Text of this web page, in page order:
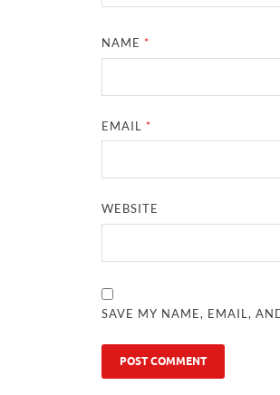
NAME*
EMAIL*
WEBSITE
SAVE MY NAME, EMAIL,